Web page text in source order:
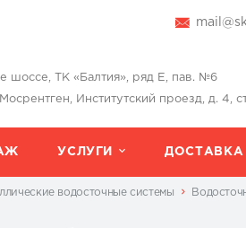
шоссе, ТК «Балтия», ряд Е, пав. №6
Институтский проезд, д. 4,
УСЛУГИ ДОСТАВКА
водосточные системы